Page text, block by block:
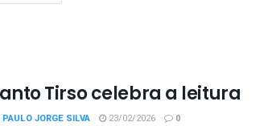
Tirso celebra a leitura
PAULO JORGE SILVA 23/02/2026 0